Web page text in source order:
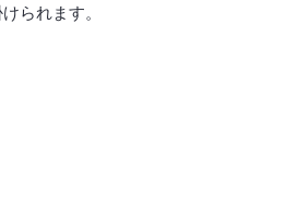
られます。